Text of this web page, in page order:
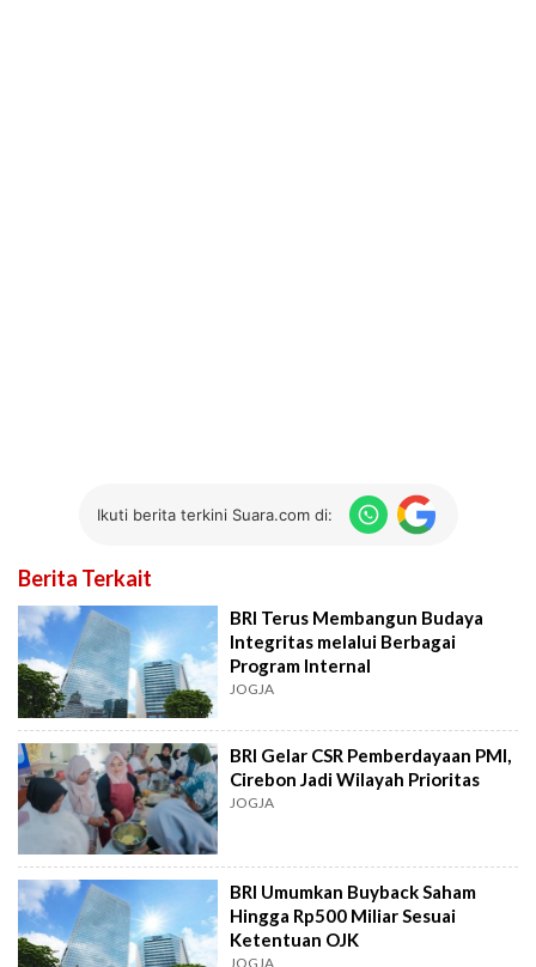
Ikuti berita terkini Suara.com di:
Berita Terkait
BRI Terus Membangun Budaya
Integritas melalui Berbagai
Program Internal
JOGJA
BRI Gelar CSR Pemberdayaan PMI,
Cirebon Jadi Wilayah Prioritas
JOGJA
BRI Umumkan Buyback Saham
Hingga Rp500 Miliar Sesuai
Ketentuan OJK
JOGJA